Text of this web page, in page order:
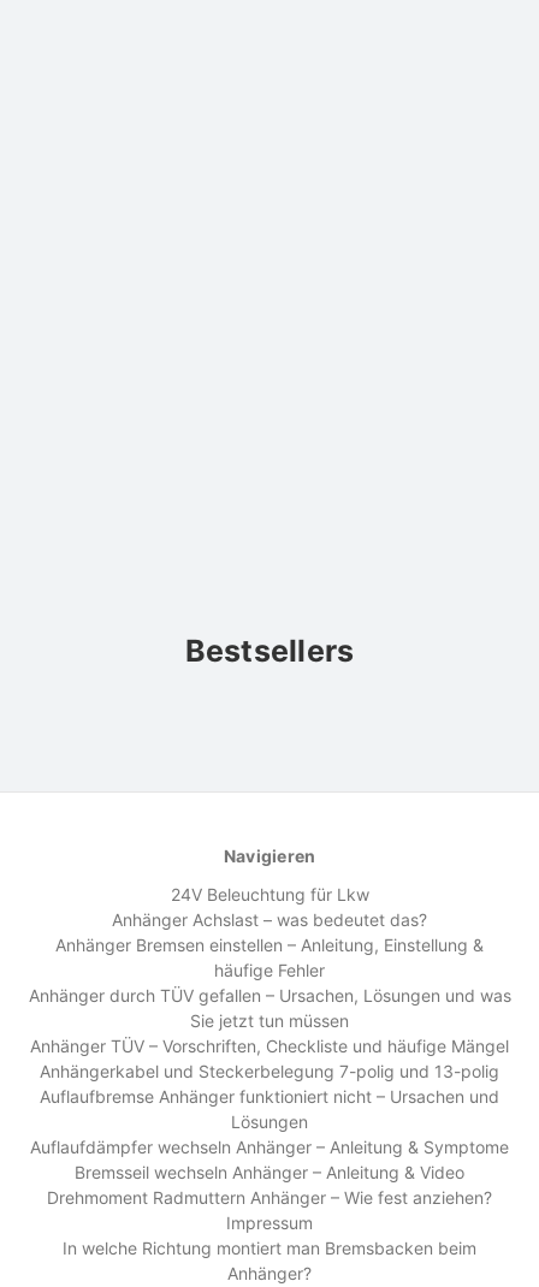
Bestsellers
Navigieren
24V Beleuchtung für Lkw
Anhänger Achslast – was bedeutet das?
Anhänger Bremsen einstellen – Anleitung, Einstellung &
häufige Fehler
Anhänger durch TÜV gefallen – Ursachen, Lösungen und was
Sie jetzt tun müssen
Anhänger TÜV – Vorschriften, Checkliste und häufige Mängel
Anhängerkabel und Steckerbelegung 7-polig und 13-polig
Auflaufbremse Anhänger funktioniert nicht – Ursachen und
Lösungen
Auflaufdämpfer wechseln Anhänger – Anleitung & Symptome
Bremsseil wechseln Anhänger – Anleitung & Video
Drehmoment Radmuttern Anhänger – Wie fest anziehen?
Impressum
In welche Richtung montiert man Bremsbacken beim
Anhänger?